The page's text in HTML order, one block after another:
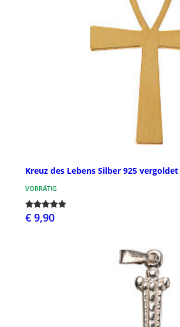
Kreuz des Lebens Silber 925 vergoldet
VORRÄTIG
€ 9,90